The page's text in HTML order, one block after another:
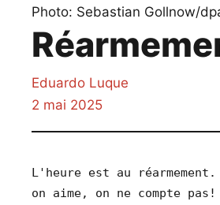
Eduardo Luque
2 mai 2025
L'heure est au
on aime, on ne compte